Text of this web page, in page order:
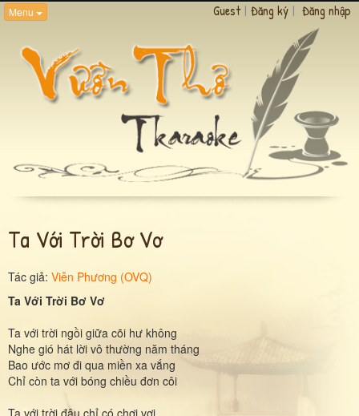
Menu Guest | Đăng ký | Đăng nhập
Ta Với Trời Bơ Vơ
Tác giả: Viễn Phương (OVQ)
Ta Với Trời Bơ Vơ
Ta với trời ngồi giữa cõi hư không
Nghe gió hát lời vô thường năm tháng
Bao ước mơ đi qua miền xa vắng
Chỉ còn ta với bóng chiều đơn côi
Ta với trời đâu chỉ có chơi vơi